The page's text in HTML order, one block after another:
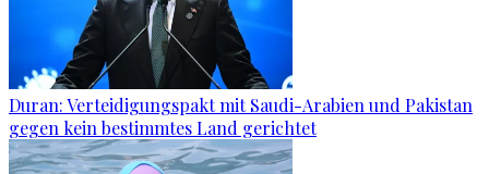
Duran: Verteidigungspakt mit Saudi-Arabien und Pakistan
gegen kein bestimmtes Land gerichtet